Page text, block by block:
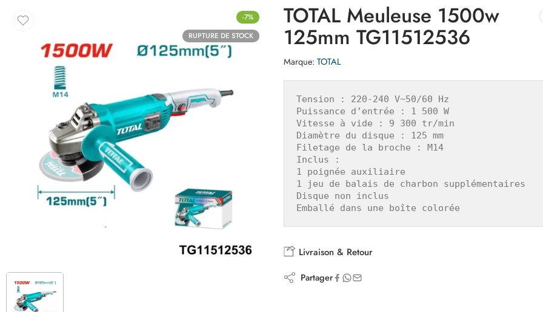
-7%
RUPTURE DE STOCK
TOTAL Meuleuse 1500w
125mm TG11512536
Marque: TOTAL
Tension : 220-240 V~50/60 Hz
Puissance d’entrée : 1 500 W
Vitesse à vide : 9 300 tr/min
Diamètre du disque : 125 mm
Filetage de la broche : M14
Inclus :
1 poignée auxiliaire
1 jeu de balais de charbon supplémentaires
Disque non inclus
Emballé dans une boîte colorée
Livraison & Retour
Partager